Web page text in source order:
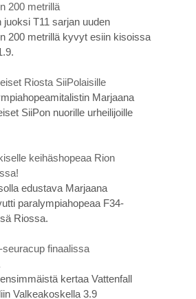
200 metrillä
juoksi T11 sarjan uuden
200 metrillä kyvyt esiin kisoissa
Riosta SiiPolaisille
Marjaana
SiiPon nuorille urheilijoille
keihäshopeaa Rion
edustava Marjaana
paralympiahopeaa F34-
Riossa.
seuracup finaalissa
kertaa Vattenfall
Valkeakoskella 3.9